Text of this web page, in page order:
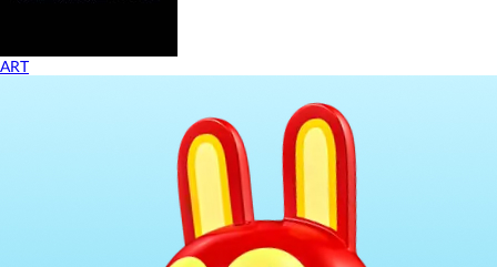
ART